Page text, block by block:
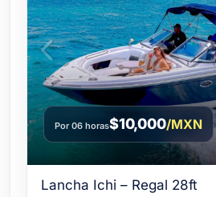
Por 06 horas$10,000/MXN
Lancha Ichi – Regal 28ft